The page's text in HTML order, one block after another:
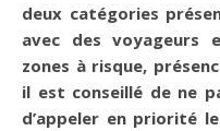
deux catégories
avec des voyageurs
zones à risque,
il est conseillé de ne
d’appeler en priorité